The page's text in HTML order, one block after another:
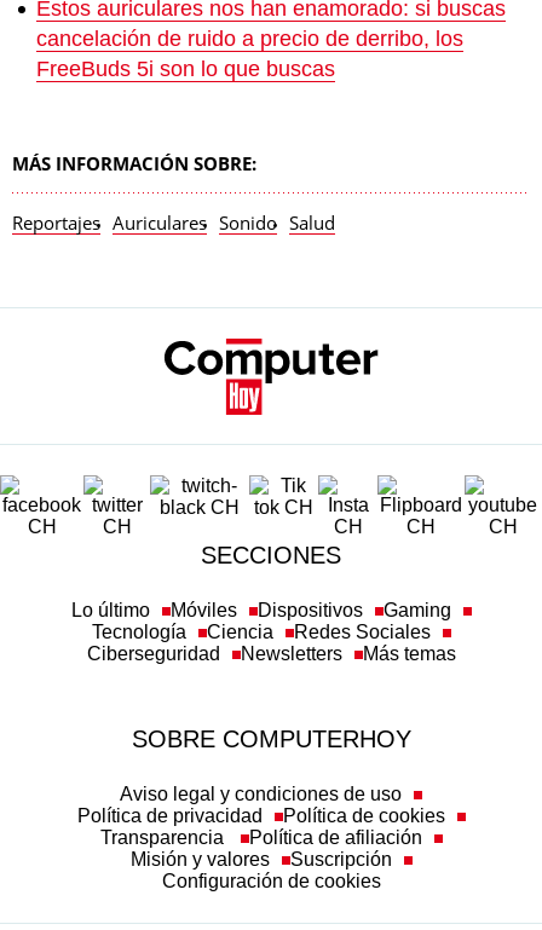
Estos auriculares nos han enamorado: si buscas
cancelación de ruido a precio de derribo, los
FreeBuds 5i son lo que buscas
MÁS INFORMACIÓN SOBRE:
Reportajes Auriculares Sonido Salud
SECCIONES
Tecnología
Ciencia
Redes Sociales
Ciberseguridad
Newsletters Más temas
Política de privacidad
Política de cookies
Transparencia
Política de afiliación
Misión y valores
Suscripción
Configuración de cookies